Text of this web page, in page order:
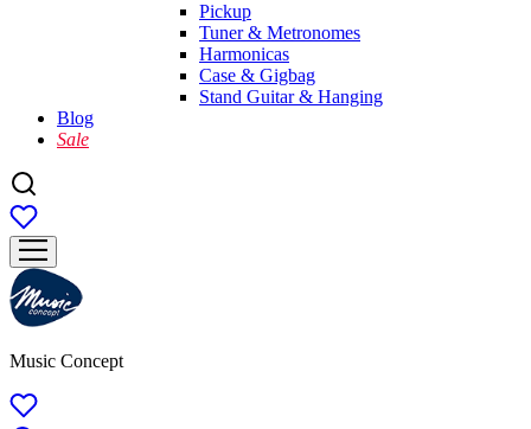
Pickup
Tuner & Metronomes
Harmonicas
Case & Gigbag
Stand Guitar & Hanging
Blog
Sale
Music Concept